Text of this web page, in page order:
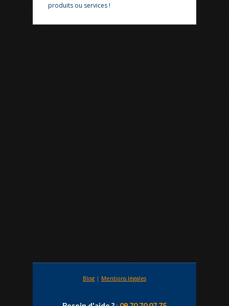
produits ou services !
Blog | Mentions légales